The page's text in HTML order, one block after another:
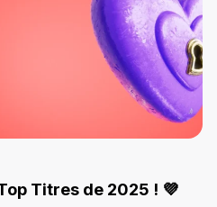
Titres de 2025 ! 💜